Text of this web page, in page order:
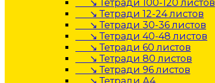
↘ Тетради 100-120 листов
↘ Тетради 12-24 листов
↘ Тетради 30-36 листов
↘ Тетради 40-48 листов
↘ Тетради 60 листов
↘ Тетради 80 листов
↘ Тетради 96 листов